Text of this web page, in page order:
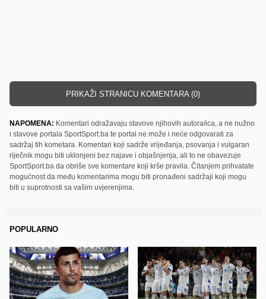
PRIKAŽI STRANICU KOMENTARA (0)
NAPOMENA: Komentari odražavaju stavove njihovih autora/ica, a ne nužno
i stavove portala SportSport.ba te portal ne može i neće odgovarati za
sadržaj tih kometara. Komentari koji sadrže vrijeđanja, psovanja i vulgaran
riječnik mogu biti uklonjeni bez najave i objašnjenja, ali to ne obavezuje
SportSport.ba da obriše sve komentare koji krše pravila. Čitanjem prihvatate
mogućnost da među komentarima mogu biti pronađeni sadržaji koji mogu
biti u suprotnosti sa vašim uvjerenjima.
POPULARNO